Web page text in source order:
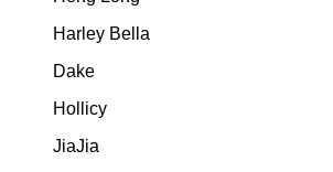
Harley Bella
Dake
Hollicy
JiaJia